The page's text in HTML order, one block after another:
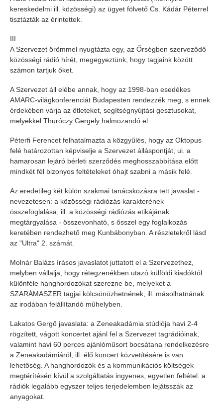
kereskedelmi ill. közösségi) az ügyet fölvető Cs. Kádár Péterrel
tisztázták az érintettek.
III.
A Szervezet örömmel nyugtázta egy, az Őrségben szerveződő
közösségi rádió hírét, megegyeztünk, hogy tagjaink között
számon tartjuk őket.
A Szervezet áll elébe annak, hogy az 1998-ban esedékes
AMARC-világkonferenciát Budapesten rendezzék meg, s ennek
érdekében várja az ötleteket, segítségnyújtási gesztusokat,
melyekkel Thuróczy Gergely halmozandó el.
Péterfi Ferencet felhatalmazta a közgyűlés, hogy az Oktopus
felé határozottan képviselje a Szervezet álláspontját, ui. a
hamarosan lejáró bérleti szerződés meghosszabbítása előtt
mindkét fél bizonyos feltételeket óhajt szabni a másik felé.
Az eredetileg két külön szakmai tanácskozásra tett javaslat -
nevezetesen: a közösségi rádiózás karakterének
összefoglalása, ill. a közösségi rádiózás etikájának
megtárgyalása - összevonható, s ősszel egy foglalkozás
keretében rendezhető meg Kunbábonyban. A részletekről lásd
az "Ultra" 2. számát.
Molnár Balázs írásos javaslatot juttatott el a Szervezethez,
melyben vállalja, hogy rétegzenékben utazó külföldi kiadóktól
különféle hanghordozókat szerezne be, melyeket a
SZARÁMASZER tagjai kölcsönözhetnének, ill. másolhatnának
az irodában felállítandó műhelyben.
Lakatos Gergő javaslata: a Zeneakadámia stúdiója havi 2-4
rögzített, vágott koncertet ajánl fel a Szervezet tagrádióinak,
valamint havi 60 perces ajánlóműsort bocsátana rendelkezésre
a Zeneakadámiáról, ill. élő koncert közvetítésére is van
lehetőség. A hanghordozók és a kommunikációs költségek
megtérítésén kívül a szolgáltatás ingyenes, egyetlen feltétel: a
rádiók legalább egyszer teljes terjedelemben lejátsszák az
anyagokat.